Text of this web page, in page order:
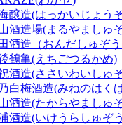
醸造(はっかいじょう
酒造場(まるやましゅ
酒造（おんだしゅぞう
鶴亀(えちごつるかめ)
酒造(ささいわいしゅ
白梅酒造(みねのはく
酒造(たからやましゅ
酒造(いけうらしゅぞ